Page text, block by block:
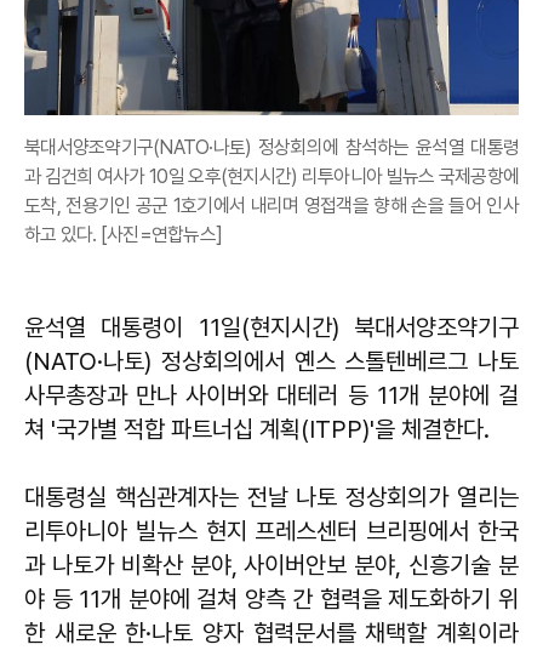
북대서양조약기구(NATO·나토) 정상회의에 참석하는 윤석열 대통령
과 김건희 여사가 10일 오후(현지시간) 리투아니아 빌뉴스 국제공항에
도착, 전용기인 공군 1호기에서 내리며 영접객을 향해 손을 들어 인사
하고 있다. [사진=연합뉴스]
윤석열 대통령이 11일(현지시간) 북대서양조약기구
(NATO·나토) 정상회의에서 옌스 스톨텐베르그 나토
사무총장과 만나 사이버와 대테러 등 11개 분야에 걸
쳐 '국가별 적합 파트너십 계획(ITPP)'을 체결한다.
대통령실 핵심관계자는 전날 나토 정상회의가 열리는
리투아니아 빌뉴스 현지 프레스센터 브리핑에서 한국
과 나토가 비확산 분야, 사이버안보 분야, 신흥기술 분
야 등 11개 분야에 걸쳐 양측 간 협력을 제도화하기 위
한 새로운 한·나토 양자 협력문서를 채택할 계획이라